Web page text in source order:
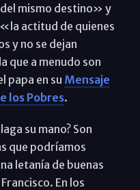
mismo destino» y
actitud de quienes
y no se dejan
que a menudo son
papa en su Mensaje
los Pobres.
su mano? Son
que podríamos
letanía de buenas
En los